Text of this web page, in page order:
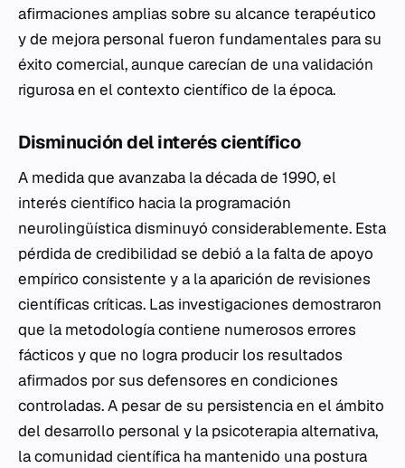
afirmaciones amplias sobre su alcance terapéutico
y de mejora personal fueron fundamentales para su
éxito comercial, aunque carecían de una validación
rigurosa en el contexto científico de la época.
Disminución del interés científico
A medida que avanzaba la década de 1990, el
interés científico hacia la programación
neurolingüística disminuyó considerablemente. Esta
pérdida de credibilidad se debió a la falta de apoyo
empírico consistente y a la aparición de revisiones
científicas críticas. Las investigaciones demostraron
que la metodología contiene numerosos errores
fácticos y que no logra producir los resultados
afirmados por sus defensores en condiciones
controladas. A pesar de su persistencia en el ámbito
del desarrollo personal y la psicoterapia alternativa,
la comunidad científica ha mantenido una postura